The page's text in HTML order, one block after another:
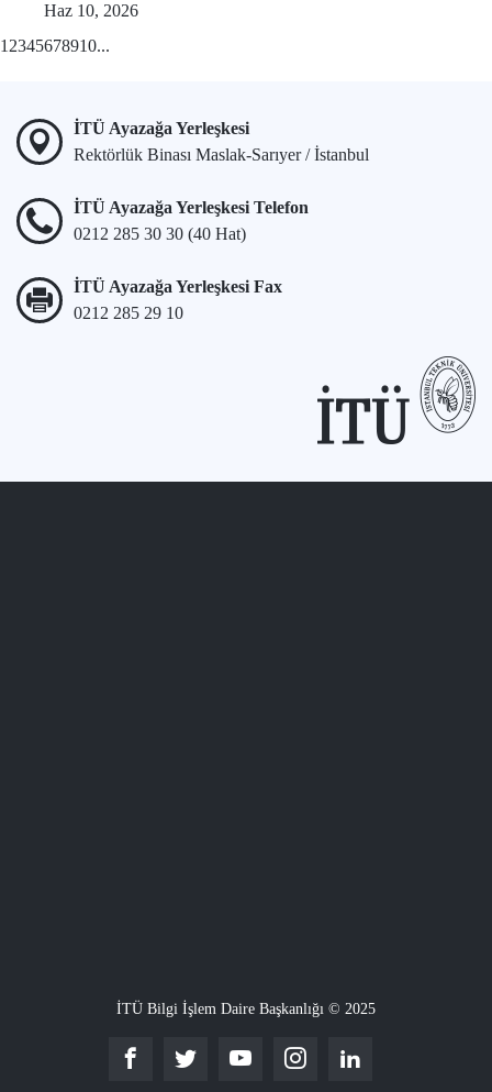
Haz 10, 2026
1 2345678910...
İTÜ Ayazağa Yerleşkesi
Rektörlük Binası Maslak-Sarıyer / İstanbul
İTÜ Ayazağa Yerleşkesi Telefon
0212 285 30 30 (40 Hat)
İTÜ Ayazağa Yerleşkesi Fax
0212 285 29 10
İTÜ Bilgi İşlem Daire Başkanlığı © 2025